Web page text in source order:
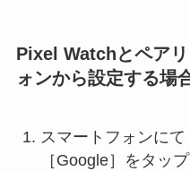
Pixel Watchとペア
ォンから設定する場
スマートフォンにて
［Google］をタッ